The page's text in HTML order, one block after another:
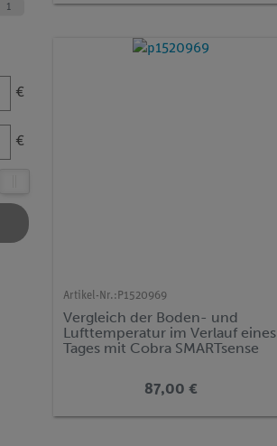
1
€
€
Artikel-Nr.: P1520969
Vergleich der Boden- und
Lufttemperatur im Verlauf eines
Tages mit Cobra SMARTsense
87,00 €